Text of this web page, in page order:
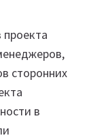
сторонних
в